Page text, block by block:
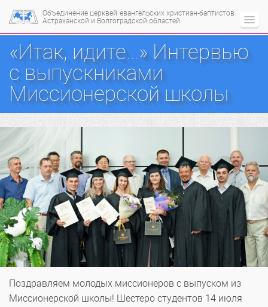
Объединение церквей евангельских христиан-баптистов
Астраханской и Волгоградской областей
«Итак, идите…» Интервью
с выпускниками
Миссионерской школы
Поздравляем молодых миссионеров с выпуском из
Миссионерской школы! Шестеро студентов 14 июля